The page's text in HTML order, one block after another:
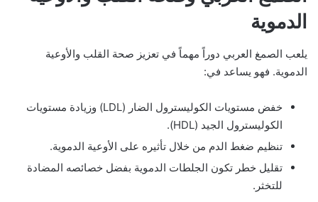
الدموية
يلعب الصمغ العربي دوراً مهماً في تعزيز صحة القلب والأوعية
الدموية. فهو يساعد في:
خفض مستويات الكوليسترول الضار (LDL) وزيادة مستويات
الكوليسترول الجيد (HDL).
تنظيم ضغط الدم من خلال تأثيره على الأوعية الدموية.
تقليل خطر تكون الجلطات الدموية بفضل خصائصه المضادة
للتخثر.